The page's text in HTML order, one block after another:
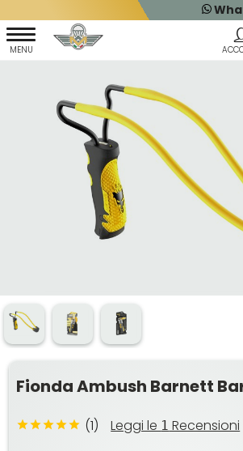
Fionda Ambush Barnett
(1) Leggi le 1 Recensioni